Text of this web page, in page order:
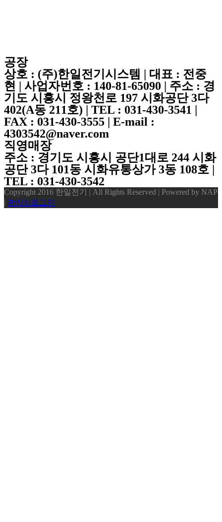
공장
상호 : (주)한일전기시스템 | 대표 : 전중
현 | 사업자번호 : 140-81-65090 | 주소 : 경
기도 시흥시 정왕천로 197 시화공단 3다
402(A동 211호) | TEL : 031-430-3541 |
FAX : 031-430-3555 | E-mail :
4303542@naver.com
직영매장
주소 : 경기도 시흥시 공단1대로 244 시화
공단 3다 101동 시화유통상가 3동 108호 |
TEL : 031-430-3542
Copyright 2016 한일전기 | All Rights Reserved | Powered by NAP
| 관리자로그인